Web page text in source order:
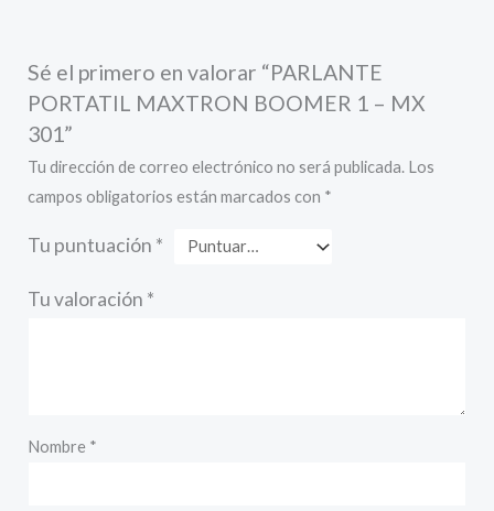
Sé el primero en valorar “PARLANTE
PORTATIL MAXTRON BOOMER 1 – MX
301”
Tu dirección de correo electrónico no será publicada. Los
campos obligatorios están marcados con *
Tu puntuación *
Tu valoración *
Nombre *